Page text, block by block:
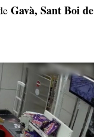
Gavà, Sant Boi de